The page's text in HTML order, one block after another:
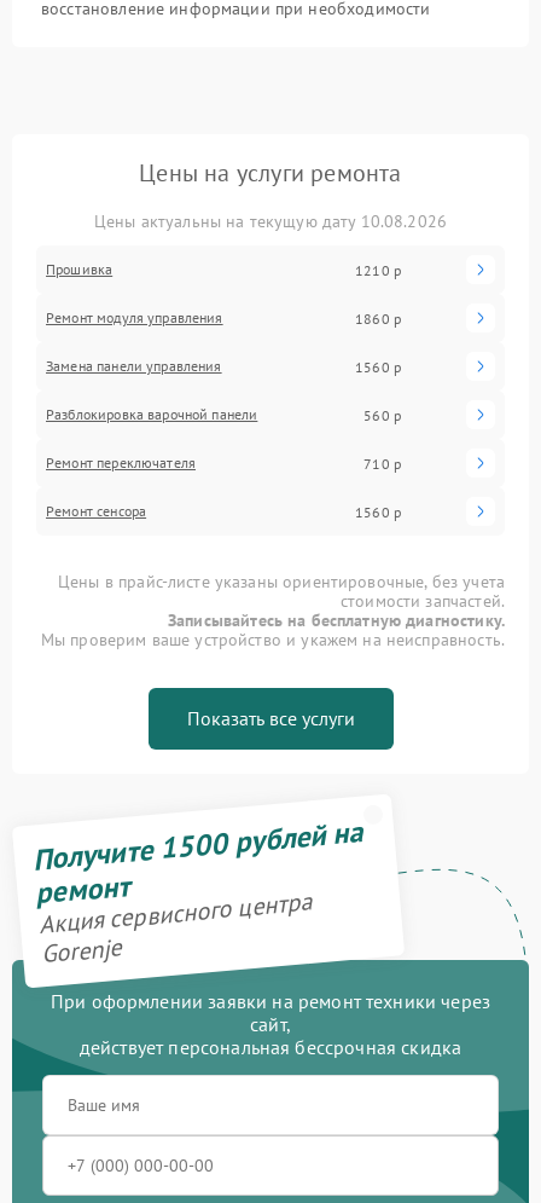
восстановление информации при необходимости
Цены на услуги ремонта
Цены актуальны на текущую дату 10.08.2026
Прошивка 1210 р
Ремонт модуля управления 1860 р
Замена панели управления 1560 р
Разблокировка варочной панели 560 р
Ремонт переключателя 710 р
Ремонт сенсора 1560 р
Цены в прайс-листе указаны ориентировочные, без учета
стоимости запчастей.
Записывайтесь на бесплатную диагностику.
Мы проверим ваше устройство и укажем на неисправность.
Показать все услуги
Получите 1500 рублей на
ремонт
Акция сервисного центра
Gorenje
При оформлении заявки на ремонт техники через
сайт,
действует персональная бессрочная скидка